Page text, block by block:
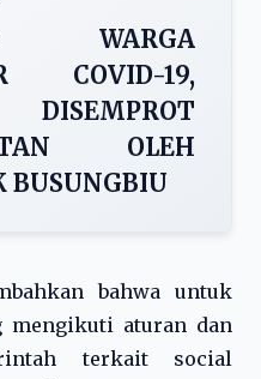
WARGA
COVID-19,
DISEMPROT
OLEH
BUSUNGBIU
bahwa untuk
mengikuti aturan dan
terkait social